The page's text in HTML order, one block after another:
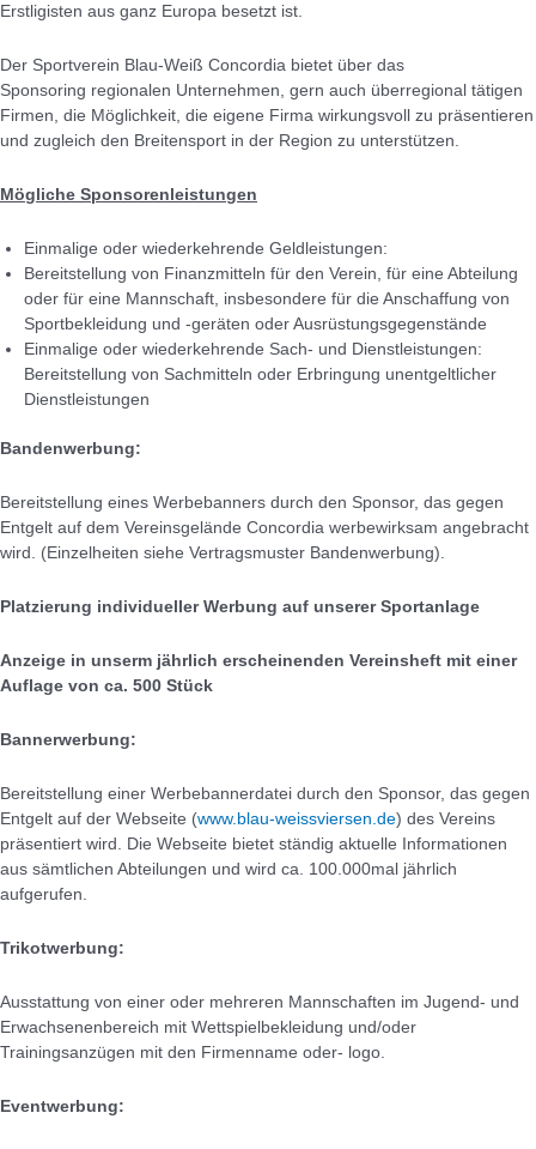
Erstligisten aus ganz Europa besetzt ist.
Der Sportverein Blau-Weiß Concordia bietet über das
Sponsoring regionalen Unternehmen, gern auch überregional tätigen
Firmen, die Möglichkeit, die eigene Firma wirkungsvoll zu präsentieren
und zugleich den Breitensport in der Region zu unterstützen.
Mögliche Sponsorenleistungen
Einmalige oder wiederkehrende Geldleistungen:
Bereitstellung von Finanzmitteln für den Verein, für eine Abteilung
oder für eine Mannschaft, insbesondere für die Anschaffung von
Sportbekleidung und -geräten oder Ausrüstungsgegenstände
Einmalige oder wiederkehrende Sach- und Dienstleistungen:
Bereitstellung von Sachmitteln oder Erbringung unentgeltlicher
Dienstleistungen
Bandenwerbung:
Bereitstellung eines Werbebanners durch den Sponsor, das gegen
Entgelt auf dem Vereinsgelände Concordia werbewirksam angebracht
wird. (Einzelheiten siehe Vertragsmuster Bandenwerbung).
Platzierung individueller Werbung auf unserer Sportanlage
Anzeige in unserm jährlich erscheinenden Vereinsheft mit einer
Auflage von ca. 500 Stück
Bannerwerbung:
Bereitstellung einer Werbebannerdatei durch den Sponsor, das gegen
Entgelt auf der Webseite (www.blau-weissviersen.de) des Vereins
präsentiert wird. Die Webseite bietet ständig aktuelle Informationen
aus sämtlichen Abteilungen und wird ca. 100.000mal jährlich
aufgerufen.
Trikotwerbung:
Ausstattung von einer oder mehreren Mannschaften im Jugend- und
Erwachsenenbereich mit Wettspielbekleidung und/oder
Trainingsanzügen mit den Firmenname oder- logo.
Eventwerbung: